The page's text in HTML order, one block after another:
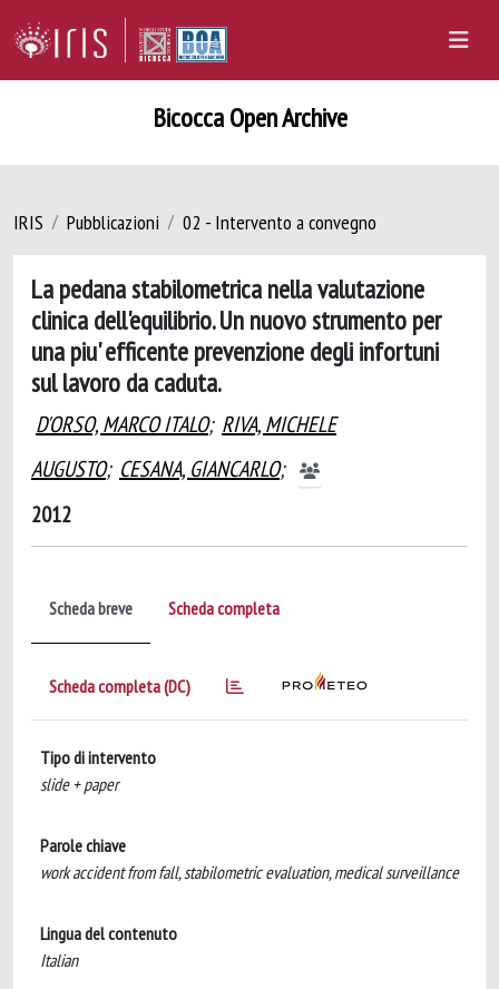
Bicocca Open Archive
IRIS Pubblicazioni 02 - Intervento a convegno
La pedana stabilometrica nella valutazione
clinica dell'equilibrio. Un nuovo strumento per
una piu' efficente prevenzione degli infortuni
sul lavoro da caduta.
D'ORSO, MARCO ITALO; RIVA, MICHELE
AUGUSTO; CESANA, GIANCARLO;
2012
Scheda breve Scheda completa
Scheda completa (DC)
Tipo di intervento
slide + paper
Parole chiave
work accident from fall, stabilometric evaluation, medical surveillance
Lingua del contenuto
Italian